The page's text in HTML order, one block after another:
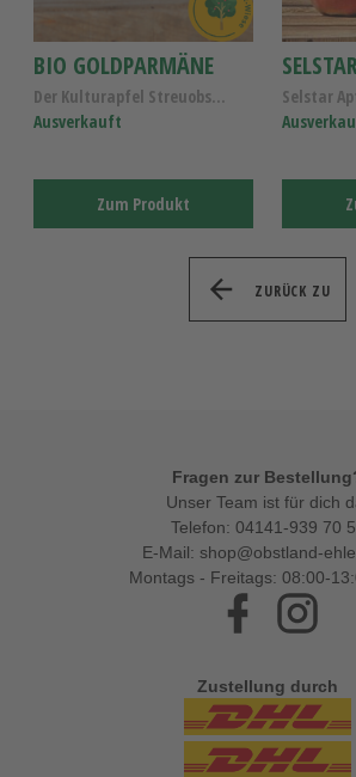
BIO GOLDPARMÄNE
Der Kulturapfel Streuobstwiese , Alte Apfelsorte f...
Ausverkauft
Zum Produkt
ZURÜCK ZU
Fragen zur
Unser Team ist für dich
Telefon: 04141-939 70
E-Mail: shop@obstland-
Montags - Freitags: 08:00-
Facebook
Zustellung durch